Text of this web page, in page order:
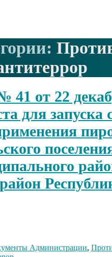
41 от 22
для запуска
Администрации,